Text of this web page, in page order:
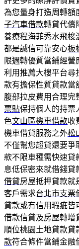
為您量身打造周轉額
子汽車借款轉貸代償
養療程海菲秀水飛梭
都是誠信可靠安心板
限週轉優質當鋪經營
利用推薦大樓平台尋
款有擔保性質貸款當
腹部拉皮費用合理完
票貼保持個人的持票
色文山區機車借款收
機車借貸服務之外松
不僅幫您超貸還要爭
款不限車種需快速貸
息低保密來就借錢貸
借貸房屋抵押貸款就
客戶需求台北市支票
貸款或有信用瑕疵皆
借款信貸及房屋轉增
順位桃園土地貸款貸
款符合條件當鋪金融